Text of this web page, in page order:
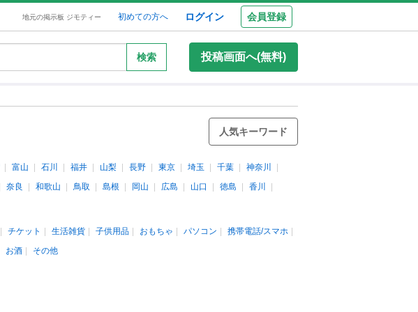
地元の掲示板 ジモティー 初めての方へ ログイン 会員登録
検索 投稿画面へ(無料)
人気キーワード
富山 石川 福井 山梨 長野 東京 埼玉 千葉
神奈川
奈良 和歌山 鳥取 島根 岡山 広島 山口 徳島
香川
チケット 生活雑貨 子供用品 おもちゃ パソコン
携帯電話/スマホ
お酒 その他